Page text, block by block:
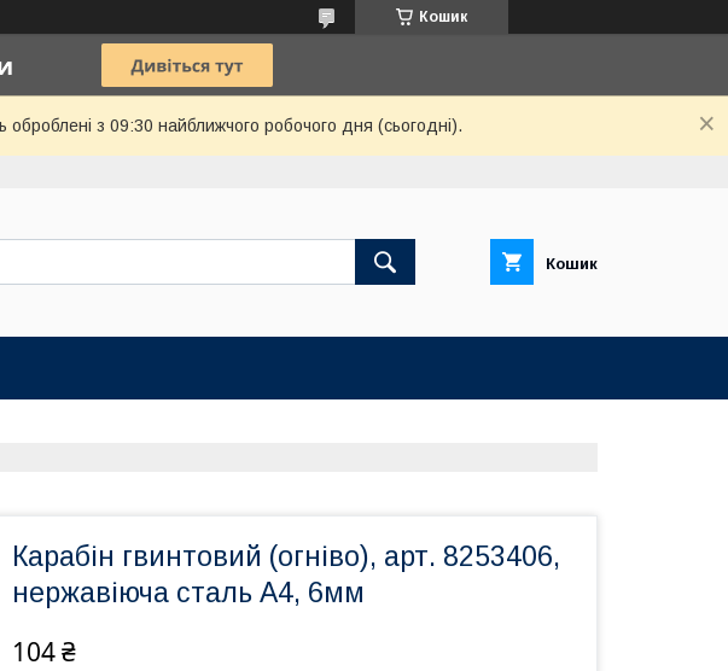
Кошик
з 09:30 найближчого робочого дня (сьогодні).
Кошик
Карабін гвинтовий (огніво), арт. 8253406,
нержавіюча сталь А4, 6мм
104 ₴